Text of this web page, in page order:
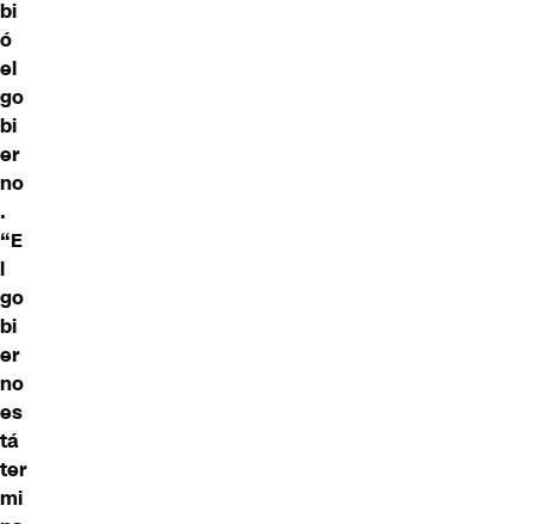
bi
ó
el
go
bi
er
no
.
“E
l
go
bi
er
no
es
tá
ter
mi